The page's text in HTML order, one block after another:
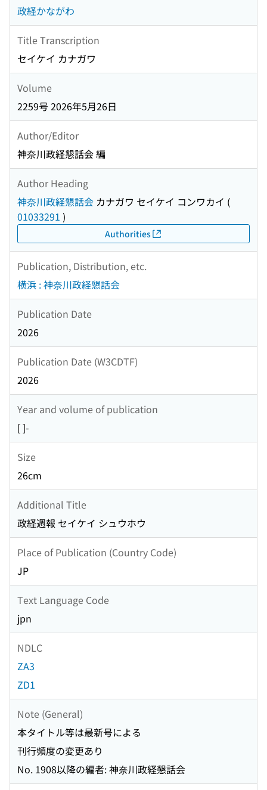
政経かながわ
Title Transcription
セイケイ カナガワ
Volume
2259号 2026年5月26日
Author/Editor
神奈川政経懇話会 編
Author Heading
神奈川政経懇話会 カナガワ セイケイ コンワカイ (
01033291 )
Authorities
Publication, Distribution, etc.
横浜 : 神奈川政経懇話会
Publication Date
2026
Publication Date (W3CDTF)
2026
Year and volume of publication
[ ]-
Size
26cm
Additional Title
政経週報 セイケイ シュウホウ
Place of Publication (Country Code)
JP
Text Language Code
jpn
NDLC
ZA3
ZD1
Note (General)
本タイトル等は最新号による
刊行頻度の変更あり
No. 1908以降の編者: 神奈川政経懇話会